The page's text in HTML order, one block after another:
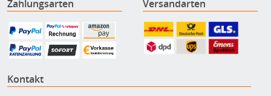
Zahlungsarten Versandarten
Kontakt